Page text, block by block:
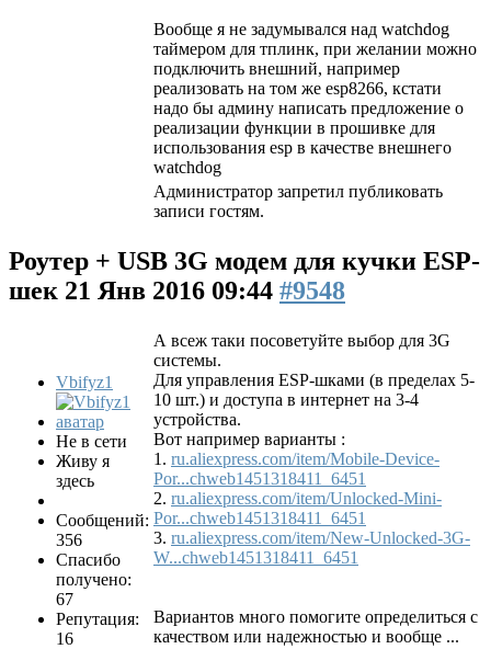
Вообще я не задумывался над watchdog
таймером для тплинк, при желании можно
подключить внешний, например
реализовать на том же esp8266, кстати
надо бы админу написать предложение о
реализации функции в прошивке для
использования esp в качестве внешнего
watchdog
Администратор запретил публиковать
записи гостям.
Роутер + USB 3G модем для кучки ESP-
шек 21 Янв 2016 09:44 #9548
Vbifyz1
Не в сети
Живу я
здесь
Сообщений:
356
Спасибо
получено:
67
Репутация:
16
А всеж таки посоветуйте выбор для 3G
системы.
Для управления ESP-шками (в пределах 5-
10 шт.) и доступа в интернет на 3-4
устройства.
Вот например варианты :
1. ru.aliexpress.com/item/Mobile-Device-
Por...chweb1451318411_6451
2. ru.aliexpress.com/item/Unlocked-Mini-
Por...chweb1451318411_6451
3. ru.aliexpress.com/item/New-Unlocked-3G-
W...chweb1451318411_6451
Вариантов много помогите определиться с
качеством или надежностью и вообще ...